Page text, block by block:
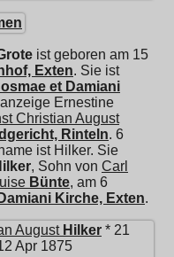
ist geboren am 15
Exten. Sie ist
et Damiani
Ernestine
Christian August
Rinteln. 6
ist Hilker. Sie
, Sohn von Carl
Bünte, am 6
Kirche, Exten.
August Hilker * 21
Apr 1875